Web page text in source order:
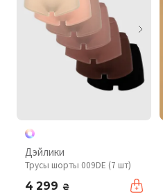
Дэйлики
Трусы шорты 009DE (7 шт)
4 299 ₴